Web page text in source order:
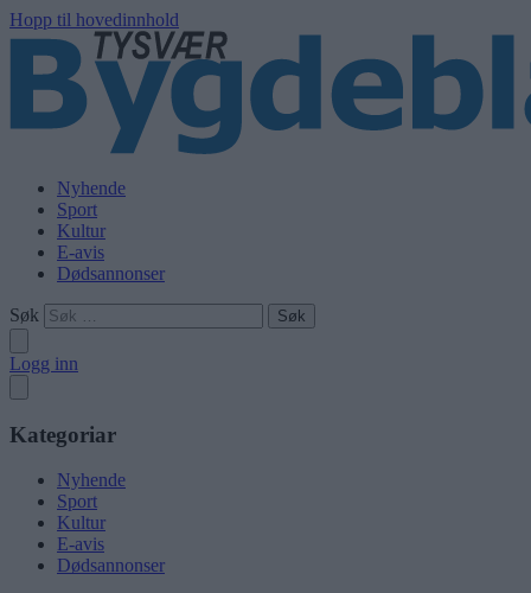
Hopp til hovedinnhold
Nyhende
Sport
Kultur
E-avis
Dødsannonser
Søk
Logg inn
Kategoriar
Nyhende
Sport
Kultur
E-avis
Dødsannonser